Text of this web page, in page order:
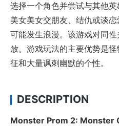
选择一个角色并尝试与其他
美女美女交朋友、结仇或谈
可能发生浪漫。该游戏对同
放。游戏玩法的主要优势是
征和大量讽刺幽默的个性。
DESCRIPTION
Monster Prom 2: Monster